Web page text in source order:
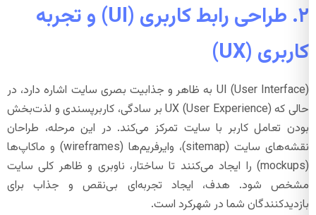
۲. طراحی رابط کاربری (UI) و تجربه
کاربری (UX)
UI (User Interface) به ظاهر و جذابیت بصری سایت اشاره دارد، در
حالی که UX (User Experience) بر سادگی، کاربرپسندی و لذت‌بخش
بودن تعامل کاربر با سایت تمرکز می‌کند. در این مرحله، طراحان
نقشه‌های سایت (sitemap)، وایرفریم‌ها (wireframes) و ماکاپ‌ها
(mockups) را ایجاد می‌کنند تا ساختار، ناوبری و ظاهر کلی سایت
مشخص شود. هدف، ایجاد تجربه‌ای بی‌نقص و جذاب برای
بازدیدکنندگان شما در شهرکرد است.